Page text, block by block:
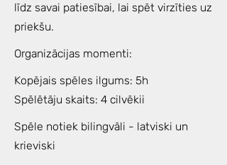
līdz savai patiesībai, lai spēt virzīties uz
priekšu.
Organizācijas momenti:
Kopējais spēles ilgums: 5h
Spēlētāju skaits: 4 cilvēkii
Spēle notiek bilingvāli - latviski un
krieviski